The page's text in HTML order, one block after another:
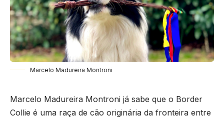
Marcelo Madureira Montroni
Marcelo Madureira Montroni já sabe que o Border
Collie é uma raça de cão originária da fronteira entre